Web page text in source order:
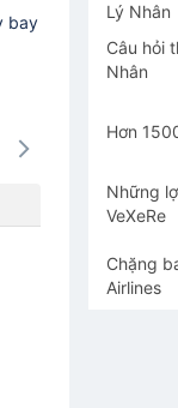
bay
Lý Nhân
Câu hỏi
Nhân
Hơn
Những
VeXeRe
Chặng
Airlines